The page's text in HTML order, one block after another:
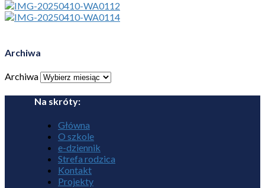
Archiwa
Archiwa
Na skróty:
Główna
O szkole
e-dziennik
Strefa rodzica
Kontakt
Projekty